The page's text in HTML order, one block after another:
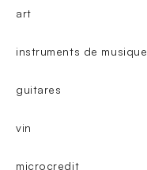
art
instruments de musique
guitares
vin
microcredit